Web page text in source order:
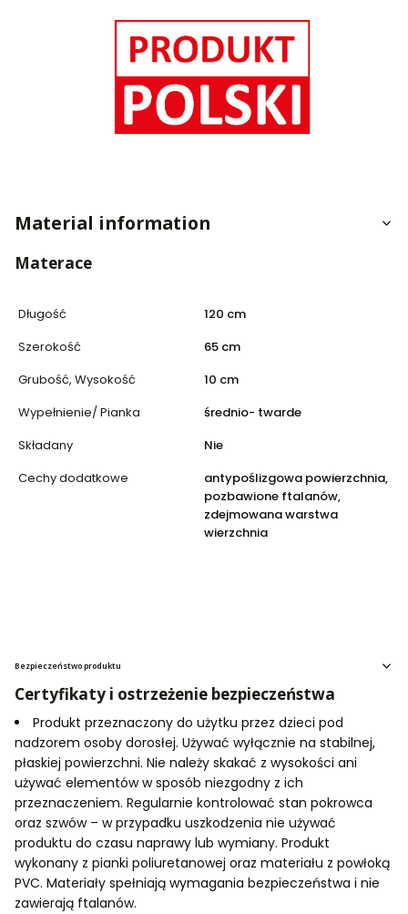
Material information
Materace
Długość
120 cm
Szerokość
65 cm
Grubość, Wysokość
10 cm
Wypełnienie/ Pianka
średnio- twarde
Składany
Nie
Cechy dodatkowe
antypoślizgowa powierzchnia,
pozbawione ftalanów,
zdejmowana warstwa
wierzchnia
Bezpieczeństwo produktu
Certyfikaty i ostrzeżenie bezpieczeństwa
Produkt przeznaczony do użytku przez dzieci pod
nadzorem osoby dorosłej. Używać wyłącznie na stabilnej,
płaskiej powierzchni. Nie należy skakać z wysokości ani
używać elementów w sposób niezgodny z ich
przeznaczeniem. Regularnie kontrolować stan pokrowca
oraz szwów – w przypadku uszkodzenia nie używać
produktu do czasu naprawy lub wymiany. Produkt
wykonany z pianki poliuretanowej oraz materiału z powłoką
PVC. Materiały spełniają wymagania bezpieczeństwa i nie
zawierają ftalanów.